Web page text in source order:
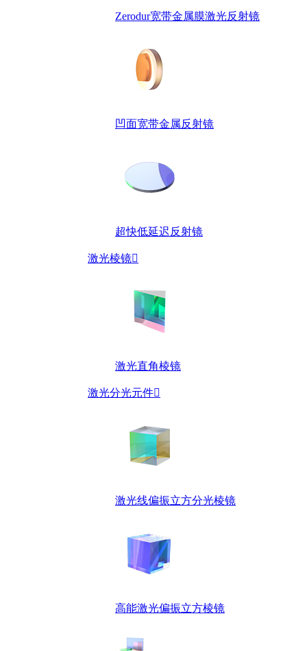
Zerodur宽带金属膜激光反射镜
凹面宽带金属反射镜
超快低延迟反射镜
激光棱镜
激光直角棱镜
激光分光元件
激光线偏振立方分光棱镜
高能激光偏振立方棱镜